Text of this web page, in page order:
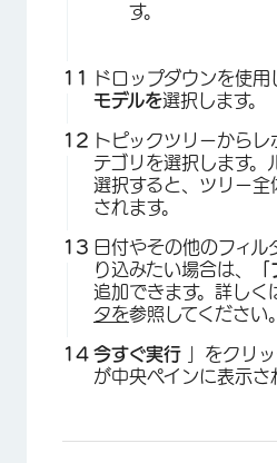
す。
ドロップダウンを使用
モデルを選択します。
トピックツリーから
テゴリを選択します。
選択すると、ツリー全
されます。
日付やその他のフィル
り込みたい場合は、
追加できます。詳しく
タを参照してください。
今すぐ実行
」をクリ
が中央ペインに表示さ